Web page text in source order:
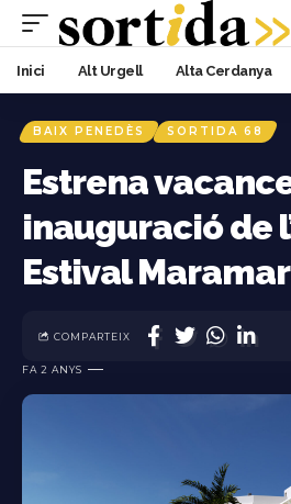
Inici Alt Urgell Alta Cerdanya
BAIX PENEDÈS SORTIDA 68
Estrena
inauguració de
Estival Maramar
FA 2 ANYS
COMPARTEIX